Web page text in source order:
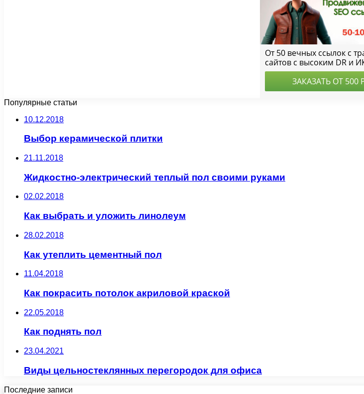
Популярные статьи
10.12.2018
Выбор керамической плитки
21.11.2018
Жидкостно-электрический теплый пол своими руками
02.02.2018
Как выбрать и уложить линолеум
28.02.2018
Как утеплить цементный пол
11.04.2018
Как покрасить потолок акриловой краской
22.05.2018
Как поднять пол
23.04.2021
Виды цельностеклянных перегородок для офиса
Последние записи